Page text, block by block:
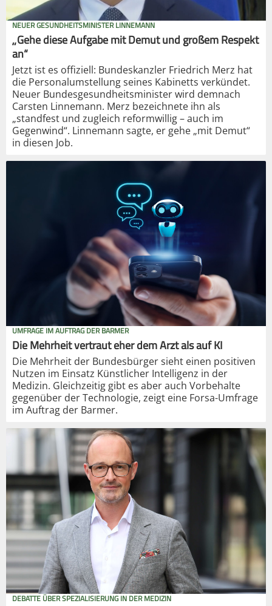
NEUER GESUNDHEITSMINISTER LINNEMANN
„Gehe diese Aufgabe mit Demut und großem Respekt
an“
Jetzt ist es offiziell: Bundeskanzler Friedrich Merz hat
die Personalumstellung seines Kabinetts verkündet.
Neuer Bundesgesundheitsminister wird demnach
Carsten Linnemann. Merz bezeichnete ihn als
„standfest und zugleich reformwillig – auch im
Gegenwind“. Linnemann sagte, er gehe „mit Demut“
in diesen Job.
UMFRAGE IM AUFTRAG DER BARMER
Die Mehrheit vertraut eher dem Arzt als auf KI
Die Mehrheit der Bundesbürger sieht einen positiven
Nutzen im Einsatz Künstlicher Intelligenz in der
Medizin. Gleichzeitig gibt es aber auch Vorbehalte
gegenüber der Technologie, zeigt eine Forsa-Umfrage
im Auftrag der Barmer.
DEBATTE ÜBER SPEZIALISIERUNG IN DER MEDIZIN